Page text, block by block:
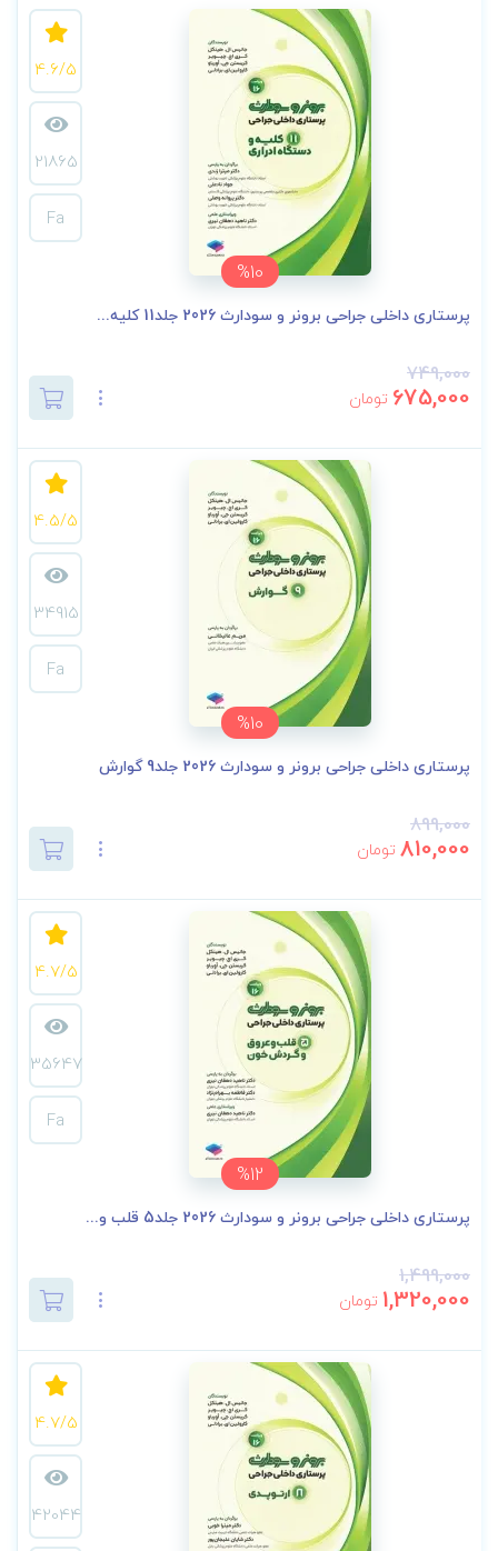
%10
4.6/5
21865
Fa
پرستاری داخلی جراحی برونر و سودارث 2026 جلد11 کلیه...
749,000
675,000 تومان
%10
4.5/5
34915
Fa
پرستاری داخلی جراحی برونر و سودارث 2026 جلد9 گوارش
899,000
810,000 تومان
%12
4.7/5
35647
Fa
پرستاری داخلی جراحی برونر و سودارث 2026 جلد5 قلب و...
1,499,000
1,320,000 تومان
4.7/5
42044